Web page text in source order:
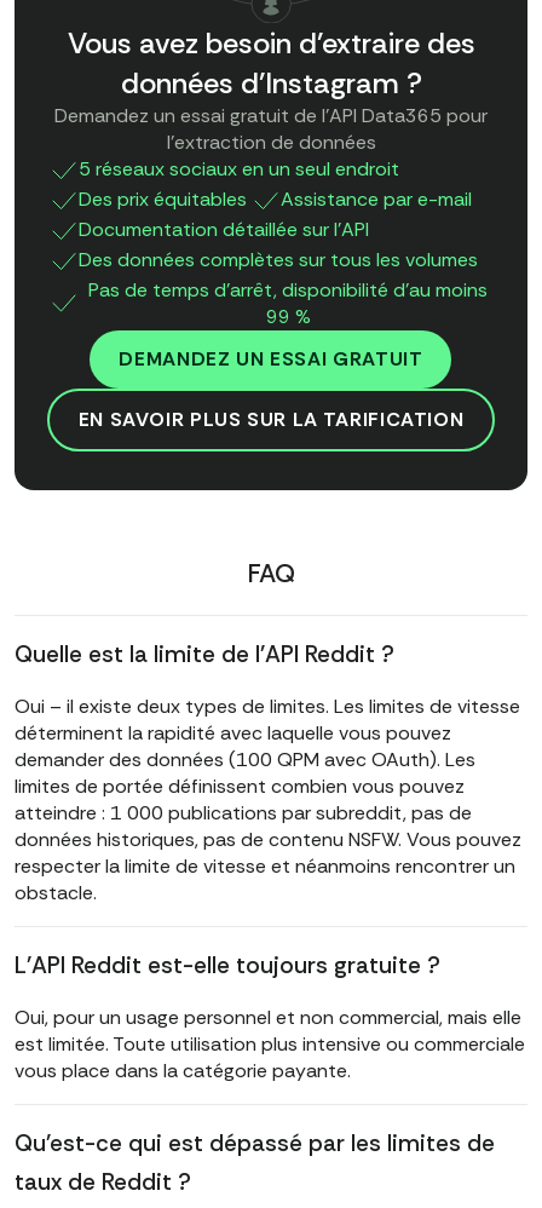
Vous avez besoin d'extraire des
données d'Instagram ?
Demandez un essai gratuit de l'API Data365 pour
l'extraction de données
5 réseaux sociaux en un seul endroit
Des prix équitables
Assistance par e-mail
Documentation détaillée sur l'API
Des données complètes sur tous les volumes
Pas de temps d'arrêt, disponibilité d'au moins
99 %
DEMANDEZ UN ESSAI GRATUIT
EN SAVOIR PLUS SUR LA TARIFICATION
FAQ
Quelle est la limite de l'API Reddit ?
Oui – il existe deux types de limites. Les limites de vitesse
déterminent la rapidité avec laquelle vous pouvez
demander des données (100 QPM avec OAuth). Les
limites de portée définissent combien vous pouvez
atteindre : 1 000 publications par subreddit, pas de
données historiques, pas de contenu NSFW. Vous pouvez
respecter la limite de vitesse et néanmoins rencontrer un
obstacle.
L'API Reddit est-elle toujours gratuite ?
Oui, pour un usage personnel et non commercial, mais elle
est limitée. Toute utilisation plus intensive ou commerciale
vous place dans la catégorie payante.
Qu'est-ce qui est dépassé par les limites de
taux de Reddit ?